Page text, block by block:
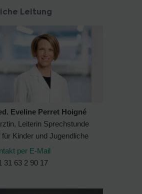
Leitung
Eveline Perret Hoigné
Leiterin Sprechstunde
für Kinder und Jugendliche
per E-Mail
31 63 2 90 17